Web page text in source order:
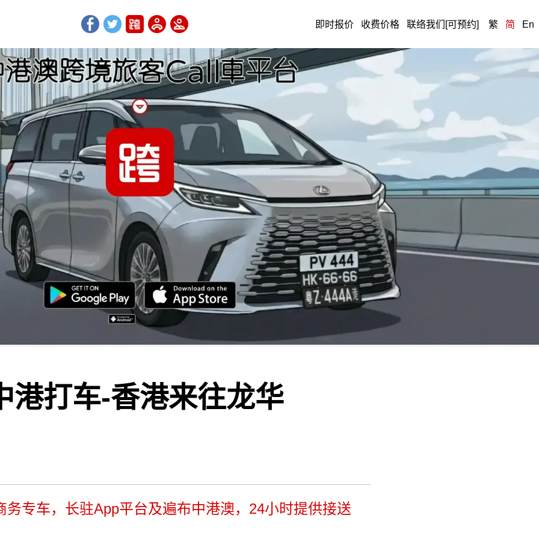
即时报价 收费价格 联络我们[可预约] 繁 简 En
港打车-香港来往龙华
务专车，长驻App平台及遍布中港澳，24小时提供接送